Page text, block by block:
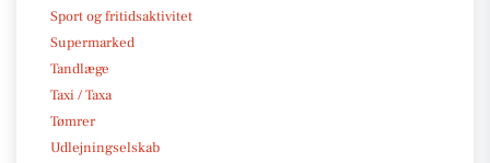
Sport og fritidsaktivitet
Supermarked
Tandlæge
Taxi / Taxa
Tømrer
Udlejningselskab